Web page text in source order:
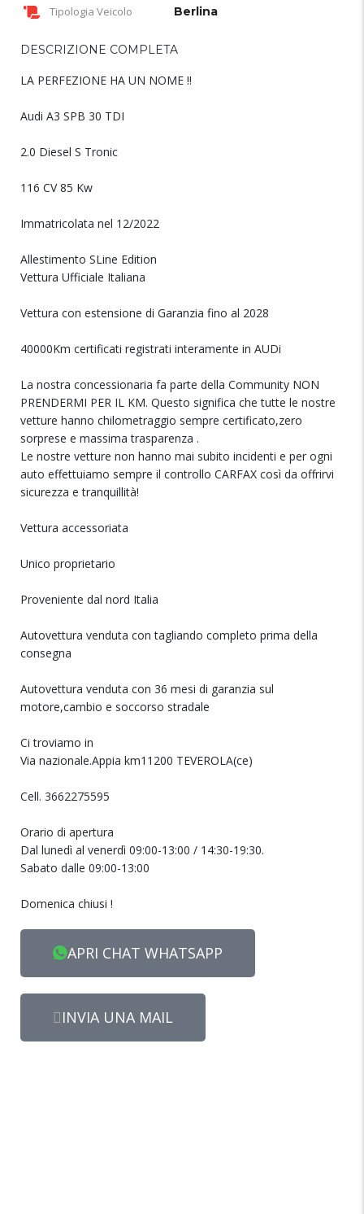
Tipologia Veicolo Berlina
DESCRIZIONE COMPLETA
LA PERFEZIONE HA UN NOME !!
Audi A3 SPB 30 TDI
2.0 Diesel S Tronic
116 CV 85 Kw
Immatricolata nel 12/2022
Allestimento SLine Edition
Vettura Ufficiale Italiana
Vettura con estensione di Garanzia fino al 2028
40000Km certificati registrati interamente in AUDi
La nostra concessionaria fa parte della Community NON
PRENDERMI PER IL KM. Questo significa che tutte le nostre
vetture hanno chilometraggio sempre certificato,zero
sorprese e massima trasparenza .
Le nostre vetture non hanno mai subito incidenti e per ogni
auto effettuiamo sempre il controllo CARFAX così da offrirvi
sicurezza e tranquillità!
Vettura accessoriata
Unico proprietario
Proveniente dal nord Italia
Autovettura venduta con tagliando completo prima della
consegna
Autovettura venduta con 36 mesi di garanzia sul
motore,cambio e soccorso stradale
Ci troviamo in
Via nazionale.Appia km11200 TEVEROLA(ce)
Cell. 3662275595
Orario di apertura
Dal lunedì al venerdì 09:00-13:00 / 14:30-19:30.
Sabato dalle 09:00-13:00
Domenica chiusi !
APRI CHAT WHATSAPP
INVIA UNA MAIL